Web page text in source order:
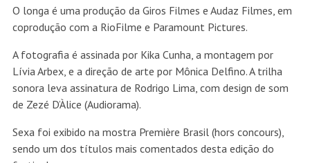
O longa é uma produção da Giros Filmes e Audaz Filmes, em
coprodução com a RioFilme e Paramount Pictures.
A fotografia é assinada por Kika Cunha, a montagem por
Lívia Arbex, e a direção de arte por Mônica Delfino. A trilha
sonora leva assinatura de Rodrigo Lima, com design de som
de Zezé D’Àlice (Audiorama).
Sexa foi exibido na mostra Première Brasil (hors concours),
sendo um dos títulos mais comentados desta edição do